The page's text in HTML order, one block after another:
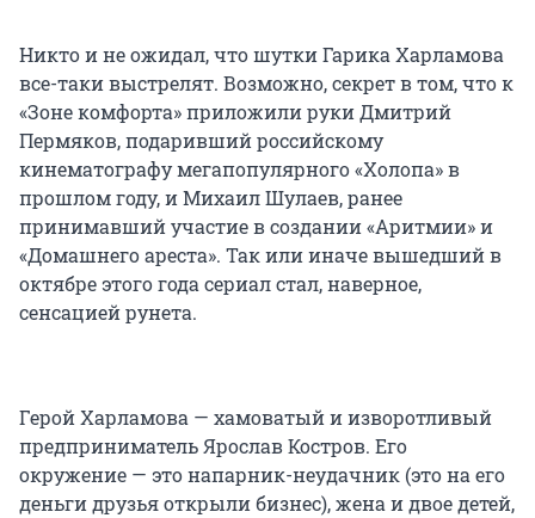
Никто и не ожидал, что шутки Гарика Харламова
все-таки выстрелят. Возможно, секрет в том, что к
«Зоне комфорта» приложили руки Дмитрий
Пермяков, подаривший российскому
кинематографу мегапопулярного «Холопа» в
прошлом году, и Михаил Шулаев, ранее
принимавший участие в создании «Аритмии» и
«Домашнего ареста». Так или иначе вышедший в
октябре этого года сериал стал, наверное,
сенсацией рунета.
Герой Харламова — хамоватый и изворотливый
предприниматель Ярослав Костров. Его
окружение — это напарник-неудачник (это на его
деньги друзья открыли бизнес), жена и двое детей,